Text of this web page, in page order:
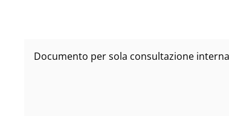
Documento per sola consultazione interna